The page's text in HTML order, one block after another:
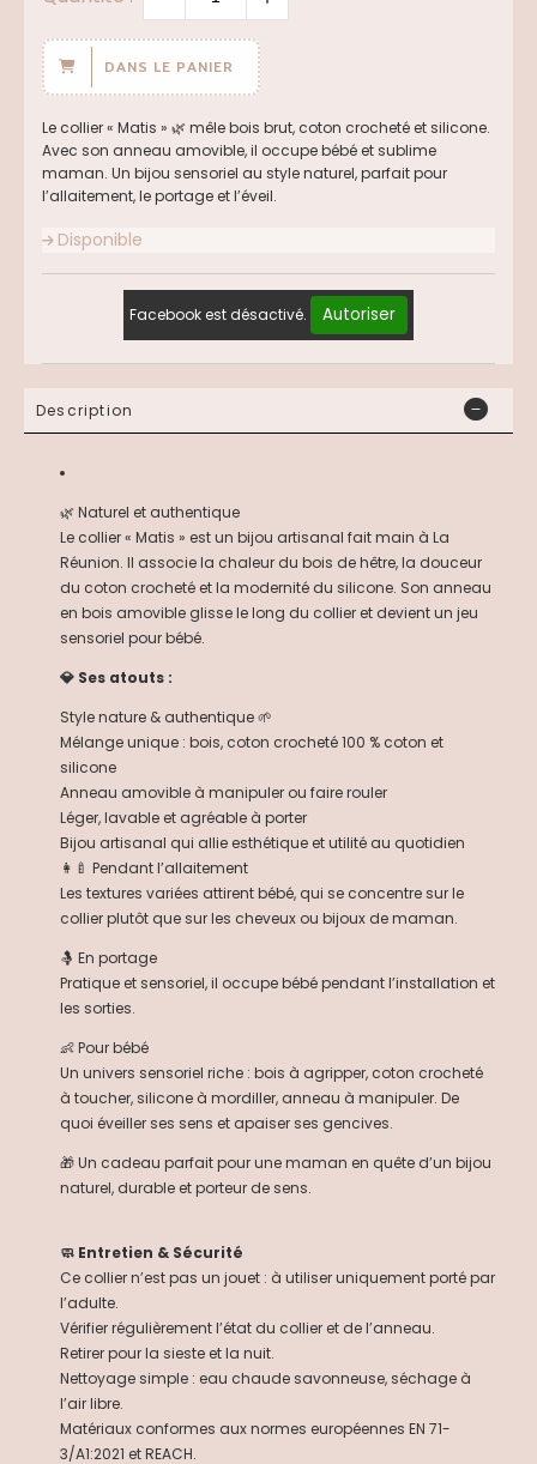
fuchsia - satin
noir - satin
rose - satin
vert d'eau - satin
DANS LE PANIER
Le collier « Matis » 🌿 mêle bois brut, coton crocheté et silicone.
Avec son anneau amovible, il occupe bébé et sublime
maman. Un bijou sensoriel au style naturel, parfait pour
l’allaitement, le portage et l’éveil.
Disponible
Facebook est désactivé. Autoriser
Description
🌿 Naturel et authentique
Le collier « Matis » est un bijou artisanal fait main à La
Réunion. Il associe la chaleur du bois de hêtre, la douceur
du coton crocheté et la modernité du silicone. Son anneau
en bois amovible glisse le long du collier et devient un jeu
sensoriel pour bébé.
💎 Ses atouts :
Style nature & authentique 🌱
Mélange unique : bois, coton crocheté 100 % coton et
silicone
Anneau amovible à manipuler ou faire rouler
Léger, lavable et agréable à porter
Bijou artisanal qui allie esthétique et utilité au quotidien
👩‍🍼 Pendant l’allaitement
Les textures variées attirent bébé, qui se concentre sur le
collier plutôt que sur les cheveux ou bijoux de maman.
🤱 En portage
Pratique et sensoriel, il occupe bébé pendant l’installation et
les sorties.
👶 Pour bébé
Un univers sensoriel riche : bois à agripper, coton crocheté
à toucher, silicone à mordiller, anneau à manipuler. De
quoi éveiller ses sens et apaiser ses gencives.
🎁 Un cadeau parfait pour une maman en quête d’un bijou
naturel, durable et porteur de sens.
🧼 Entretien & Sécurité
Ce collier n’est pas un jouet : à utiliser uniquement porté par
l’adulte.
Vérifier régulièrement l’état du collier et de l’anneau.
Retirer pour la sieste et la nuit.
Nettoyage simple : eau chaude savonneuse, séchage à
l’air libre.
Matériaux conformes aux normes européennes EN 71-
3/A1:2021 et REACH.